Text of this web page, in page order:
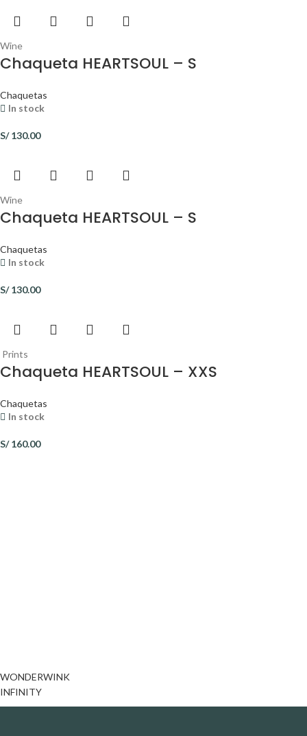
Wine
Chaqueta HEARTSOUL – S
Chaquetas
In stock
S/130.00
Wine
Chaqueta HEARTSOUL – S
Chaquetas
In stock
S/130.00
Prints
Chaqueta HEARTSOUL – XXS
Chaquetas
In stock
S/160.00
WONDERWINK
INFINITY